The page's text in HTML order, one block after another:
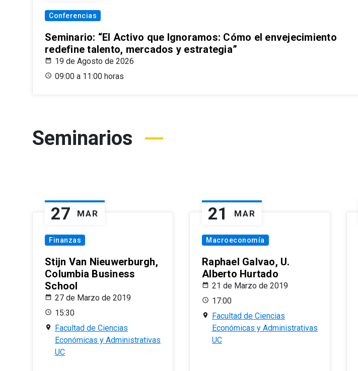
Conferencias
Seminario: “El Activo que Ignoramos: Cómo el envejecimiento
redefine talento, mercados y estrategia”
19 de Agosto de 2026
09:00 a 11:00 horas
Seminarios
27 MAR
Finanzas
Stijn Van Nieuwerburgh,
Columbia Business
School
27 de Marzo de 2019
15:30
Facultad de Ciencias
Económicas y Administrativas
UC
21 MAR
Macroeconomía
Raphael Galvao, U.
Alberto Hurtado
21 de Marzo de 2019
17:00
Facultad de Ciencias
Económicas y Administrativas
UC